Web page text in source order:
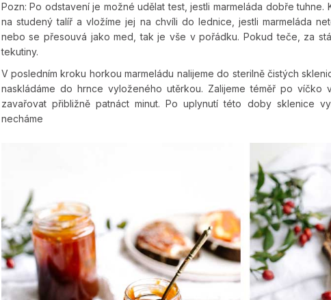
Pozn: Po odstavení je možné udělat test, jestli marmeláda dobře
na studený talíř a vložíme jej na chvíli do lednice, jestli marmeláda
nebo se přesouvá jako med, tak je vše v pořádku. Pokud teče, za
tekutiny.
V posledním kroku horkou marmeládu nalijeme do sterilně čistých
naskládáme do hrnce vyloženého utěrkou. Zalijeme téměř po víčko
zavařovat přibližně patnáct minut. Po uplynutí této doby sklenice
necháme